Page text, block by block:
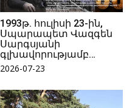
1993թ. հուլիսի 23-ին,
Սպարապետ Վազգեն
Սարգսյանի
գլխավորությամբ…
2026-07-23